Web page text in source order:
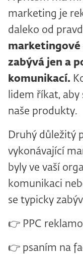
marketing je
daleko od
marketingové
zabývá jen a
komunikací.
lidem říkat,
naše produkty.
Druhý důležitý
vykonávající
byly ve vaší
komunikaci
se typicky
👉 PPC
👉 psaním na